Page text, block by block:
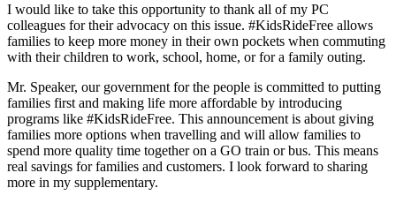
I would like to take this opportunity to thank all of my PC
colleagues for their advocacy on this issue. #KidsRideFree allows
families to keep more money in their own pockets when commuting
with their children to work, school, home, or for a family outing.
Mr. Speaker, our government for the people is committed to putting
families first and making life more affordable by introducing
programs like #KidsRideFree. This announcement is about giving
families more options when travelling and will allow families to
spend more quality time together on a GO train or bus. This means
real savings for families and customers. I look forward to sharing
more in my supplementary.